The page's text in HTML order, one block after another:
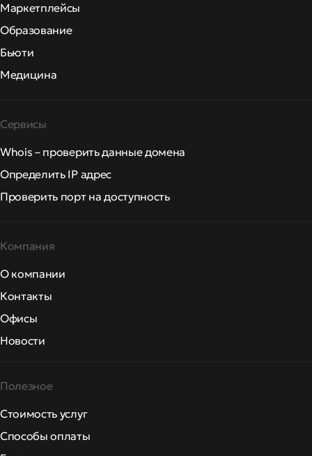
Маркетплейсы
Образование
Бьюти
Медицина
Сервисы
Whois – проверить данные домена
Определить IP адрес
Проверить порт на доступность
Компания
О компании
Контакты
Офисы
Новости
Полезное
Стоимость услуг
Способы оплаты